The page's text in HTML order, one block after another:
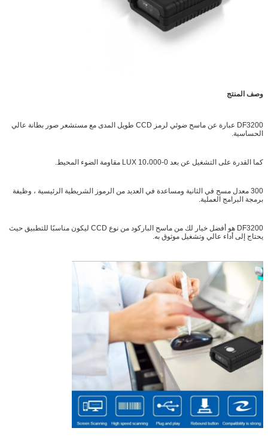
وصف المنتج
DF3200 عبارة عن ماسح ضوئي لرمز CCD طويل المدى مع مستشعر صور بطانة عالي
الحساسية.
كما القدرة على التشغيل عن بعد 0-10،000 LUX مقاومة الضوء المحيط.
300 معدل مسح في الثانية ومساعدة في العديد من الرموز الشريطية الرئيسية ، وظيفة
برمجة البرامج العملية.
DF3200 هو أفضل خيار لك من ماسح الباركود من نوع CCD ليكون مناسبًا للتطبيق حيث
يحتاج إلى أداء عالي وتشغيل موثوق به.